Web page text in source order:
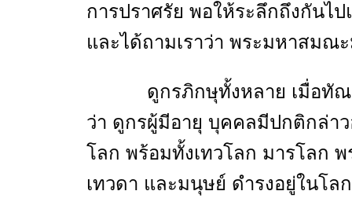
การปราศรัย พอให้ระลึกถึงกันไ
และได้ถามเราว่า พระมหาสมณ
ดูกรภิกษุทั้งหลาย เมื่อทัณฑป
ว่า ดูกรผู้มีอายุ บุคคลมีปกติกล่าว
โลก พร้อมทั้งเทวโลก มารโลก
เทวดา และมนุษย์ ดำรงอยู่ในโลก